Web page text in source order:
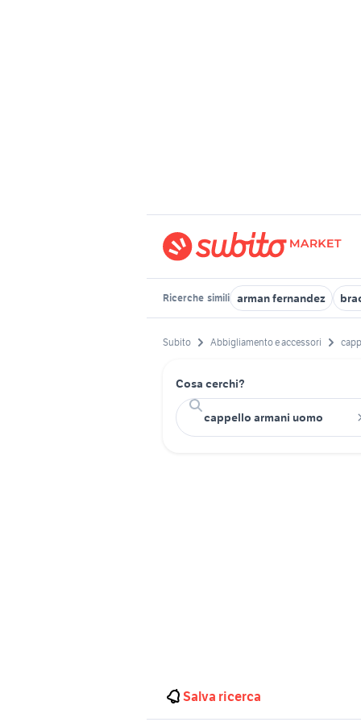
Ricerche simili arman fernandez
Subito Abbigliamento e accessori
Cosa cerchi?
Salva ricerca